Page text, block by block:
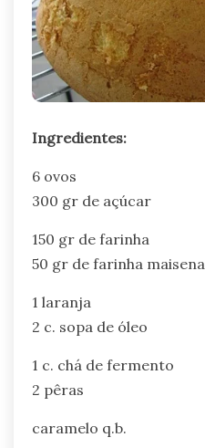
Ingredientes:
6 ovos
300 gr de açúcar
150 gr de farinha
50 gr de farinha maisena
1 laranja
2 c. sopa de óleo
1 c. chá de fermento
2 pêras
caramelo q.b.